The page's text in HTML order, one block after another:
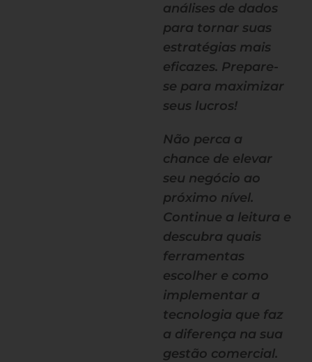
análises de dados
para tornar suas
estratégias mais
eficazes. Prepare-
se para maximizar
seus lucros!
Não perca a
chance de elevar
seu negócio ao
próximo nível.
Continue a leitura e
descubra quais
ferramentas
escolher e como
implementar a
tecnologia que faz
a diferença na sua
gestão comercial.